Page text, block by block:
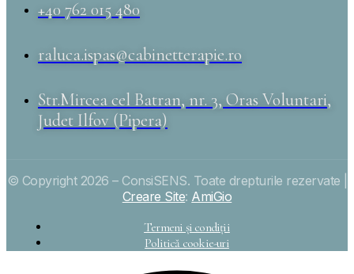
+40 762 015 480
raluca.ispas@cabinetterapie.ro
Str.Mircea cel Batran, nr. 3, Oras Voluntari,
Judet Ilfov (Pipera)
© Copyright 2026 – ConsiSENS. Toate drepturile rezervate |
Creare Site: AmiGio
Termeni și condiții
Politică cookie-uri